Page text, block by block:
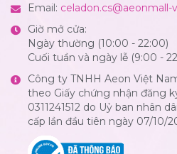
Email: celadon.cs@aeonmall-
Giờ mở cửa:
Ngày thường (10:00 - 22:00)
Cuối tuần và ngày lễ (9:00 -
Công ty TNHH Aeon Việt
theo Giấy chứng nhận đăng
0311241512 do Uỷ ban nhân
cấp lần đầu tiên ngày 07/10/